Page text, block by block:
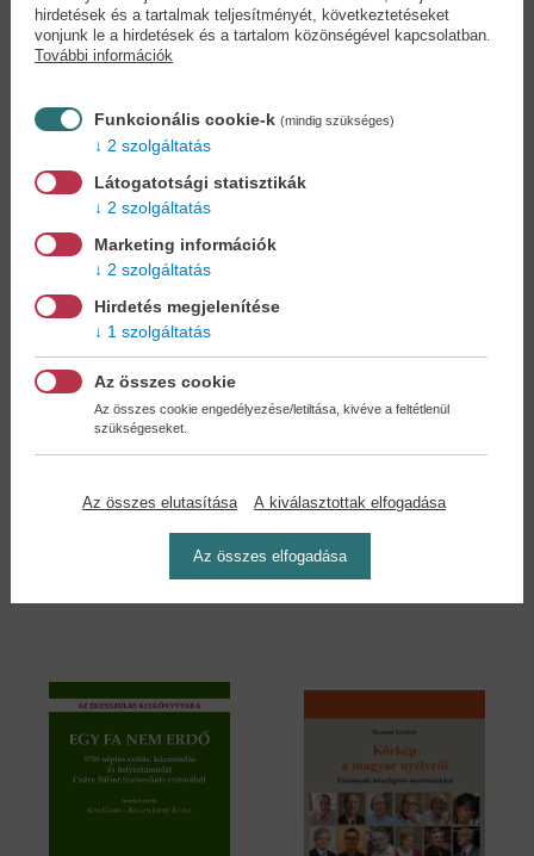
Fábián Pál
nyelvtanulás -...
Murányi Péter
Bölcs tanácsok - Az...
3,90 €
Magyar szókincstár -
39,49 €
hirdetések és a tartalmak teljesítményét, következtetéseket
vonjunk le a hirdetések és a tartalom közönségével kapcsolatban.
További információk
Funkcionális cookie-k (mindig szükséges)
2 szolgáltatás
Látogatotsági statisztikák
2 szolgáltatás
Marketing információk
2 szolgáltatás
Hirdetés megjelenítése
1 szolgáltatás
Az összes cookie
Az összes cookie engedélyezése/letiltása, kivéve a feltétlenül
szükségeseket.
Az összes elutasítása A kiválasztottak elfogadása
Az összes elfogadása